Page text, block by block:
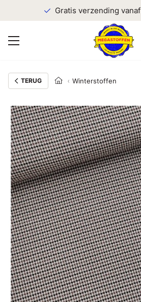
Gratis verzending
TERUG Winterstoffen